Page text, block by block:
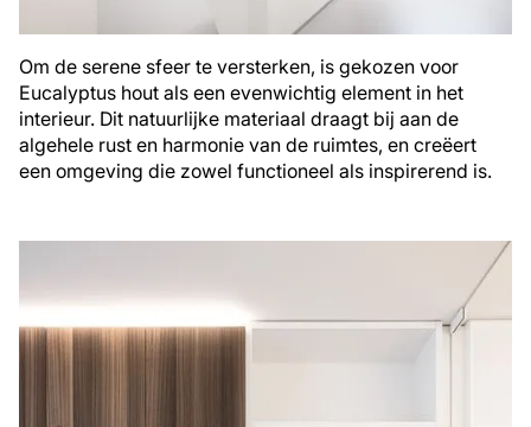
Om de serene sfeer te versterken, is gekozen voor
Eucalyptus hout als een evenwichtig element in het
interieur. Dit natuurlijke materiaal draagt bij aan de
algehele rust en harmonie van de ruimtes, en creëert
een omgeving die zowel functioneel als inspirerend is.